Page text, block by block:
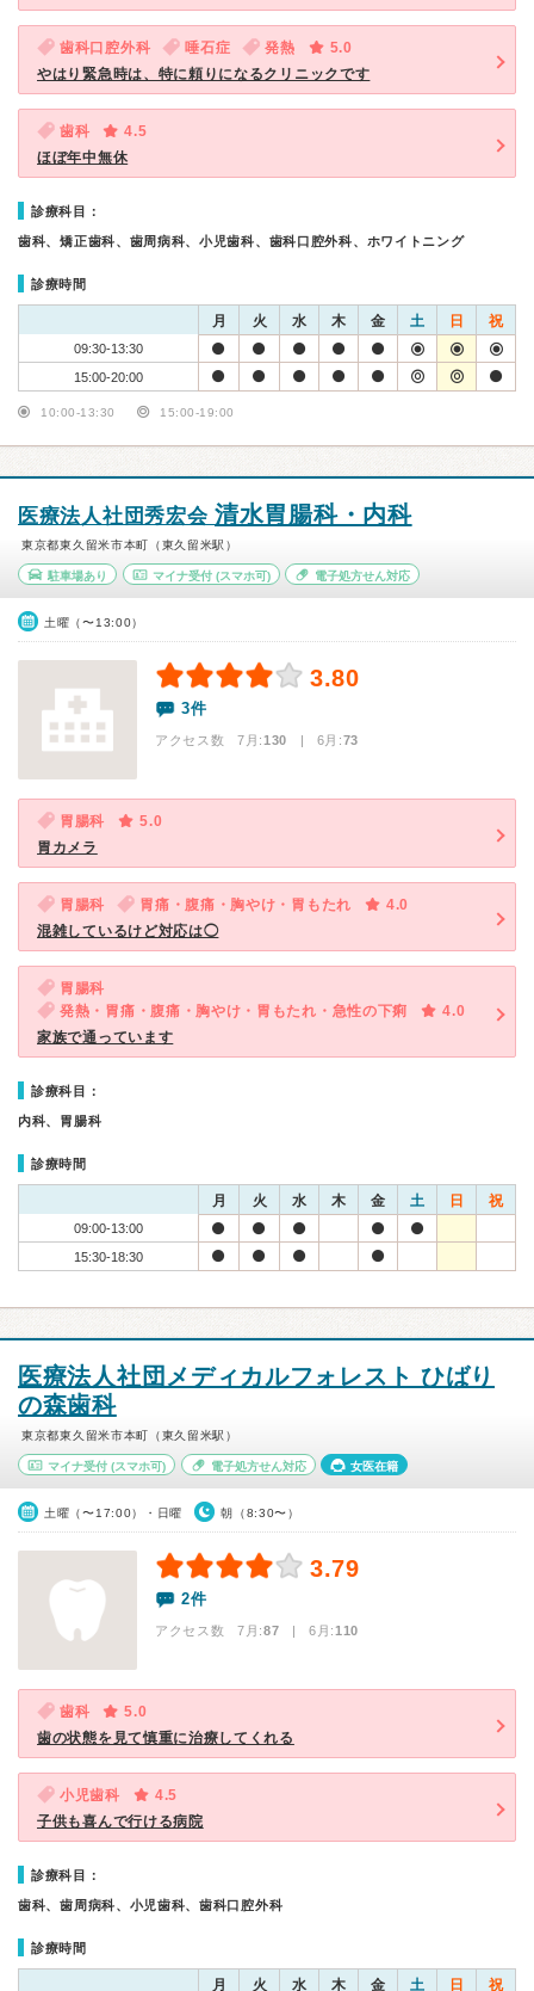
歯科口腔外科 唾石症 発熱
5.0
やはり緊急時は、特に頼りになるクリニックです
歯科
4.5
ほぼ年中無休
診療科目：
歯科、矯正歯科、歯周病科、小児歯科、歯科口腔外科、ホワイトニング
診療時間
月 火 水 木 金 土 日 祝
09:30-13:30
15:00-20:00
10:00-13:30 15:00-19:00
医療法人社団秀宏会 清水胃腸科・内科
東京都東久留米市本町（東久留米駅）
駐車場あり マイナ受付(スマホ可) 電子処方せん対応
土曜（〜13:00）
3.80
3件
アクセス数 7月:130 | 6月:73
胃腸科
5.0
胃カメラ
胃腸科 胃痛・腹痛・胸やけ・胃もたれ
4.0
混雑しているけど対応は◯
胃腸科
発熱・胃痛・腹痛・胸やけ・胃もたれ・急性の下痢
4.0
家族で通っています
診療科目：
内科、胃腸科
診療時間
月 火 水 木 金 土 日 祝
09:00-13:00
15:30-18:30
医療法人社団メディカルフォレスト ひばり
の森歯科
東京都東久留米市本町（東久留米駅）
マイナ受付 (スマホ可) 電子処方せん対応 女医在籍
土曜（〜17:00）・日曜 朝（8:30〜）
3.79
2件
アクセス数 7月:87 | 6月:110
歯科
5.0
歯の状態を見て慎重に治療してくれる
小児歯科
4.5
子供も喜んで行ける病院
診療科目：
歯科、歯周病科、小児歯科、歯科口腔外科
診療時間
月 火 水 木 金 土 日 祝